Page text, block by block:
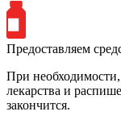
Предоставляем
При
лекарства и
закончится.